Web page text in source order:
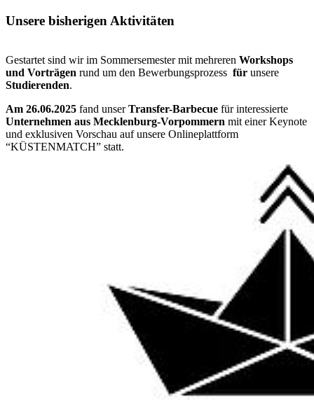
Un­se­re bis­he­ri­gen Ak­ti­vi­tä­ten
Gestartet sind wir im Sommersemester mit mehreren Workshops
und Vorträgen rund um den Bewerbungsprozess für unsere
Studierenden.
Am 26.06.2025 fand unserTransfer-Barbecue für interessierte
Unternehmen aus Mecklenburg-Vorpommern mit einer Keynote
und exklusiven Vorschau auf unsere Onlineplattform
“KÜSTENMATCH” statt.